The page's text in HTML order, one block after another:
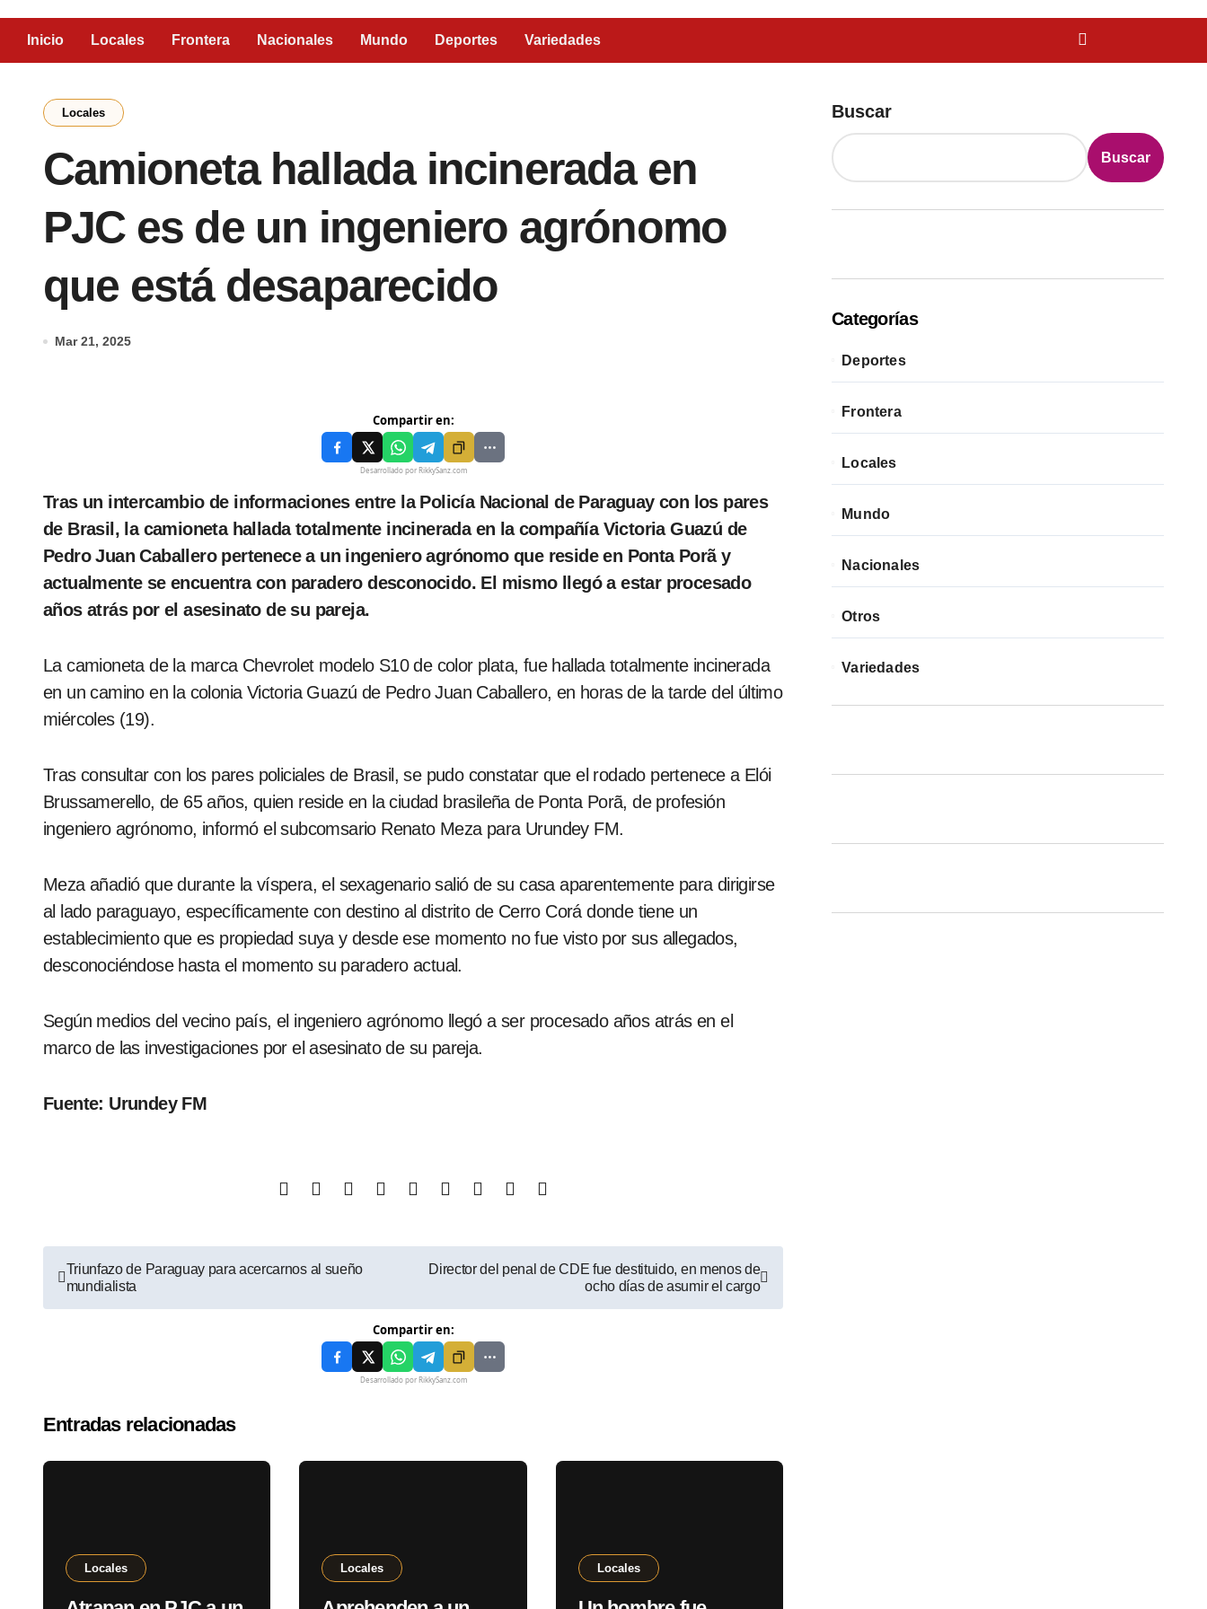
Inicio Locales Frontera Nacionales Mundo Deportes Variedades
Locales
Camioneta hallada incinerada en
PJC es de un ingeniero agrónomo
que está desaparecido
Mar 21, 2025
Compartir en:
Desarrollado por RikkySanz.com
Tras un intercambio de informaciones entre la Policía Nacional de Paraguay con los pares
de Brasil, la camioneta hallada totalmente incinerada en la compañía Victoria Guazú de
Pedro Juan Caballero pertenece a un ingeniero agrónomo que reside en Ponta Porã y
actualmente se encuentra con paradero desconocido. El mismo llegó a estar procesado
años atrás por el asesinato de su pareja.
La camioneta de la marca Chevrolet modelo S10 de color plata, fue hallada totalmente incinerada
en un camino en la colonia Victoria Guazú de Pedro Juan Caballero, en horas de la tarde del último
miércoles (19).
Tras consultar con los pares policiales de Brasil, se pudo constatar que el rodado pertenece a Elói
Brussamerello, de 65 años, quien reside en la ciudad brasileña de Ponta Porã, de profesión
ingeniero agrónomo, informó el subcomsario Renato Meza para Urundey FM.
Meza añadió que durante la víspera, el sexagenario salió de su casa aparentemente para dirigirse
al lado paraguayo, específicamente con destino al distrito de Cerro Corá donde tiene un
establecimiento que es propiedad suya y desde ese momento no fue visto por sus allegados,
desconociéndose hasta el momento su paradero actual.
Según medios del vecino país, el ingeniero agrónomo llegó a ser procesado años atrás en el
marco de las investigaciones por el asesinato de su pareja.
Fuente: Urundey FM
Triunfazo de Paraguay para acercarnos al sueño
mundialista
Director del penal de CDE fue destituido, en menos de
ocho días de asumir el cargo
Compartir en:
Desarrollado por RikkySanz.com
Entradas relacionadas
Locales Locales Locales
Buscar
Buscar
Categorías
Deportes
Frontera
Locales
Mundo
Nacionales
Otros
Variedades